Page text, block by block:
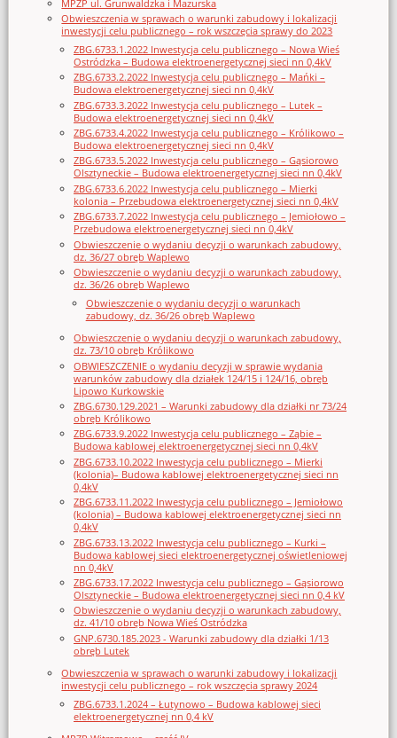
MPZP ul. Grunwaldzka i Mazurska
Obwieszczenia w sprawach o warunki zabudowy i lokalizacji
inwestycji celu publicznego – rok wszczęcia sprawy do 2023
ZBG.6733.1.2022 Inwestycja celu publicznego – Nowa Wieś
Ostródzka – Budowa elektroenergetycznej sieci nn 0,4kV
ZBG.6733.2.2022 Inwestycja celu publicznego – Mańki –
Budowa elektroenergetycznej sieci nn 0,4kV
ZBG.6733.3.2022 Inwestycja celu publicznego – Lutek –
Budowa elektroenergetycznej sieci nn 0,4kV
ZBG.6733.4.2022 Inwestycja celu publicznego – Królikowo –
Budowa elektroenergetycznej sieci nn 0,4kV
ZBG.6733.5.2022 Inwestycja celu publicznego – Gąsiorowo
Olsztyneckie – Budowa elektroenergetycznej sieci nn 0,4kV
ZBG.6733.6.2022 Inwestycja celu publicznego – Mierki
kolonia – Przebudowa elektroenergetycznej sieci nn 0,4kV
ZBG.6733.7.2022 Inwestycja celu publicznego – Jemiołowo –
Przebudowa elektroenergetycznej sieci nn 0,4kV
Obwieszczenie o wydaniu decyzji o warunkach zabudowy,
dz. 36/27 obręb Waplewo
Obwieszczenie o wydaniu decyzji o warunkach zabudowy,
dz. 36/26 obręb Waplewo
Obwieszczenie o wydaniu decyzji o warunkach
zabudowy, dz. 36/26 obręb Waplewo
Obwieszczenie o wydaniu decyzji o warunkach zabudowy,
dz. 73/10 obręb Królikowo
OBWIESZCZENIE o wydaniu decyzji w sprawie wydania
warunków zabudowy dla działek 124/15 i 124/16, obręb
Lipowo Kurkowskie
ZBG.6730.129.2021 – Warunki zabudowy dla działki nr 73/24
obręb Królikowo
ZBG.6733.9.2022 Inwestycja celu publicznego – Ząbie –
Budowa kablowej elektroenergetycznej sieci nn 0,4kV
ZBG.6733.10.2022 Inwestycja celu publicznego – Mierki
(kolonia)– Budowa kablowej elektroenergetycznej sieci nn
0,4kV
ZBG.6733.11.2022 Inwestycja celu publicznego – Jemiołowo
(kolonia) – Budowa kablowej elektroenergetycznej sieci nn
0,4kV
ZBG.6733.13.2022 Inwestycja celu publicznego – Kurki –
Budowa kablowej sieci elektroenergetycznej oświetleniowej
nn 0,4kV
ZBG.6733.17.2022 Inwestycja celu publicznego – Gąsiorowo
Olsztyneckie – Budowa elektroenergetycznej sieci nn 0,4 kV
Obwieszczenie o wydaniu decyzji o warunkach zabudowy,
dz. 41/10 obręb Nowa Wieś Ostródzka
GNP.6730.185.2023 - Warunki zabudowy dla działki 1/13
obręb Lutek
Obwieszczenia w sprawach o warunki zabudowy i lokalizacji
inwestycji celu publicznego – rok wszczęcia sprawy 2024
ZBG.6733.1.2024 – Łutynowo – Budowa kablowej sieci
elektroenergetycznej nn 0,4 kV